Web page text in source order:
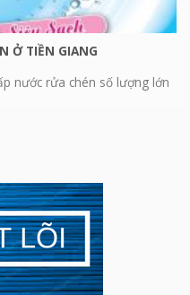
Ở TIỀN GIANG
nước rửa chén số lượng lớn